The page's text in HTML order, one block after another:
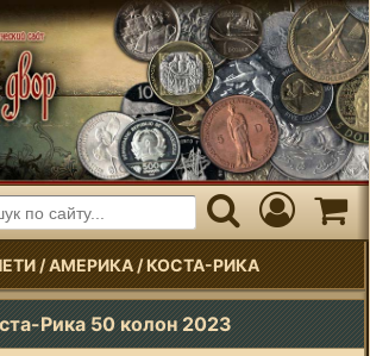
/АМЕРИКА/КОСТА-РИКА
Рика 50 колон 2023